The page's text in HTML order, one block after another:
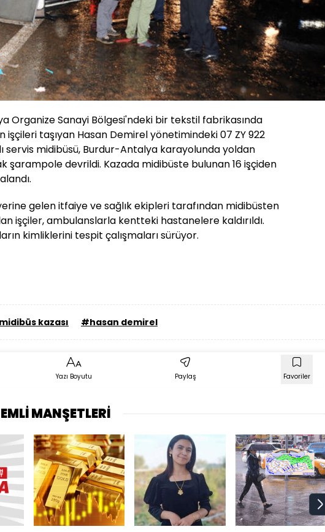
Organize Sanayi Bölgesi'ndeki bir tekstil fabrikasında
işçileri taşıyan Hasan Demirel yönetimindeki 07 ZY 922
servis midibüsü, Burdur-Antalya karayolunda yoldan
şarampole devrildi. Kazada midibüste bulunan 16 işçiden
gelen itfaiye ve sağlık ekipleri tarafından midibüsten
işçiler, ambulanslarla kentteki hastanelere kaldırıldı.
kimliklerini tespit çalışmaları sürüyor.
kazası #hasan demirel
Yazı Boyutu Paylaş Favoriler
MANŞETLERİ